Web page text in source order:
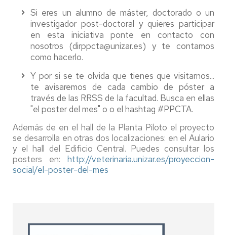
Si eres un alumno de máster, doctorado o un
investigador post-doctoral y quieres participar
en esta iniciativa ponte en contacto con
nosotros (dirppcta@unizar.es) y te contamos
como hacerlo.
Y por si se te olvida que tienes que visitarnos...
te avisaremos de cada cambio de póster a
través de las RRSS de la facultad. Busca en ellas
"el poster del mes" o o el hashtag #PPCTA.
Además de en el hall de la Planta Piloto el proyecto
se desarrolla en otras dos localizaciones: en el Aulario
y el hall del Edificio Central. Puedes consultar los
posters en: http://veterinaria.unizar.es/proyeccion-
social/el-poster-del-mes